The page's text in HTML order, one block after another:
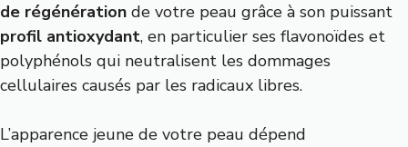
de régénération de votre peau grâce à son puissant
profil antioxydant, en particulier ses flavonoïdes et
polyphénols qui neutralisent les dommages
cellulaires causés par les radicaux libres.
L’apparence jeune de votre peau dépend